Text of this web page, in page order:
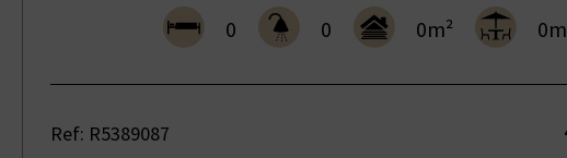
0 0 0m²
Ref: R5389087